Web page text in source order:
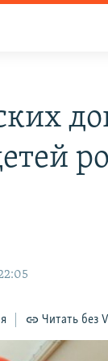
Читать без